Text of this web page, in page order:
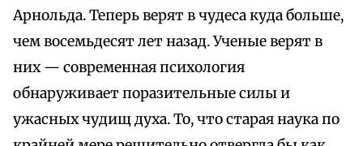
Арнольда. Теперь верят в чудеса куда больше,
чем восемьдесят лет назад. Ученые верят в
них — современная психология
обнаруживает поразительные силы и
ужасных чудищ духа. То, что старая наука по